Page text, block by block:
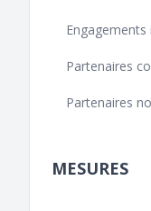
Partenaires
Partenaires
MESURES